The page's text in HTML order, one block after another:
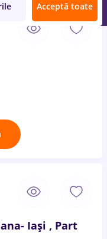
Iași , Part
Acceptă toate